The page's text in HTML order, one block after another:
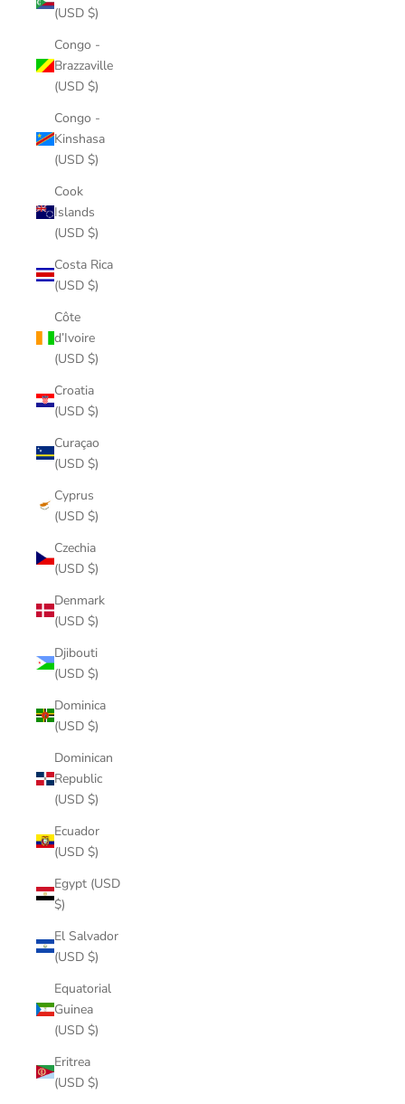
(USD $)
Congo -
Brazzaville
(USD $)
Congo -
Kinshasa
(USD $)
Cook
Islands
(USD $)
Costa Rica
(USD $)
Côte
d’Ivoire
(USD $)
Croatia
(USD $)
Curaçao
(USD $)
Cyprus
(USD $)
Czechia
(USD $)
Denmark
(USD $)
Djibouti
(USD $)
Dominica
(USD $)
Dominican
Republic
(USD $)
Ecuador
(USD $)
Egypt (USD
$)
El Salvador
(USD $)
Equatorial
Guinea
(USD $)
Eritrea
(USD $)